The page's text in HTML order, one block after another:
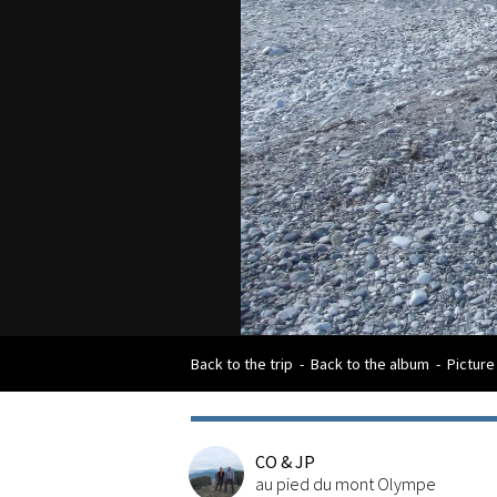
Back to the trip - Back to the album -
CO & JP
au pied du mont Olympe